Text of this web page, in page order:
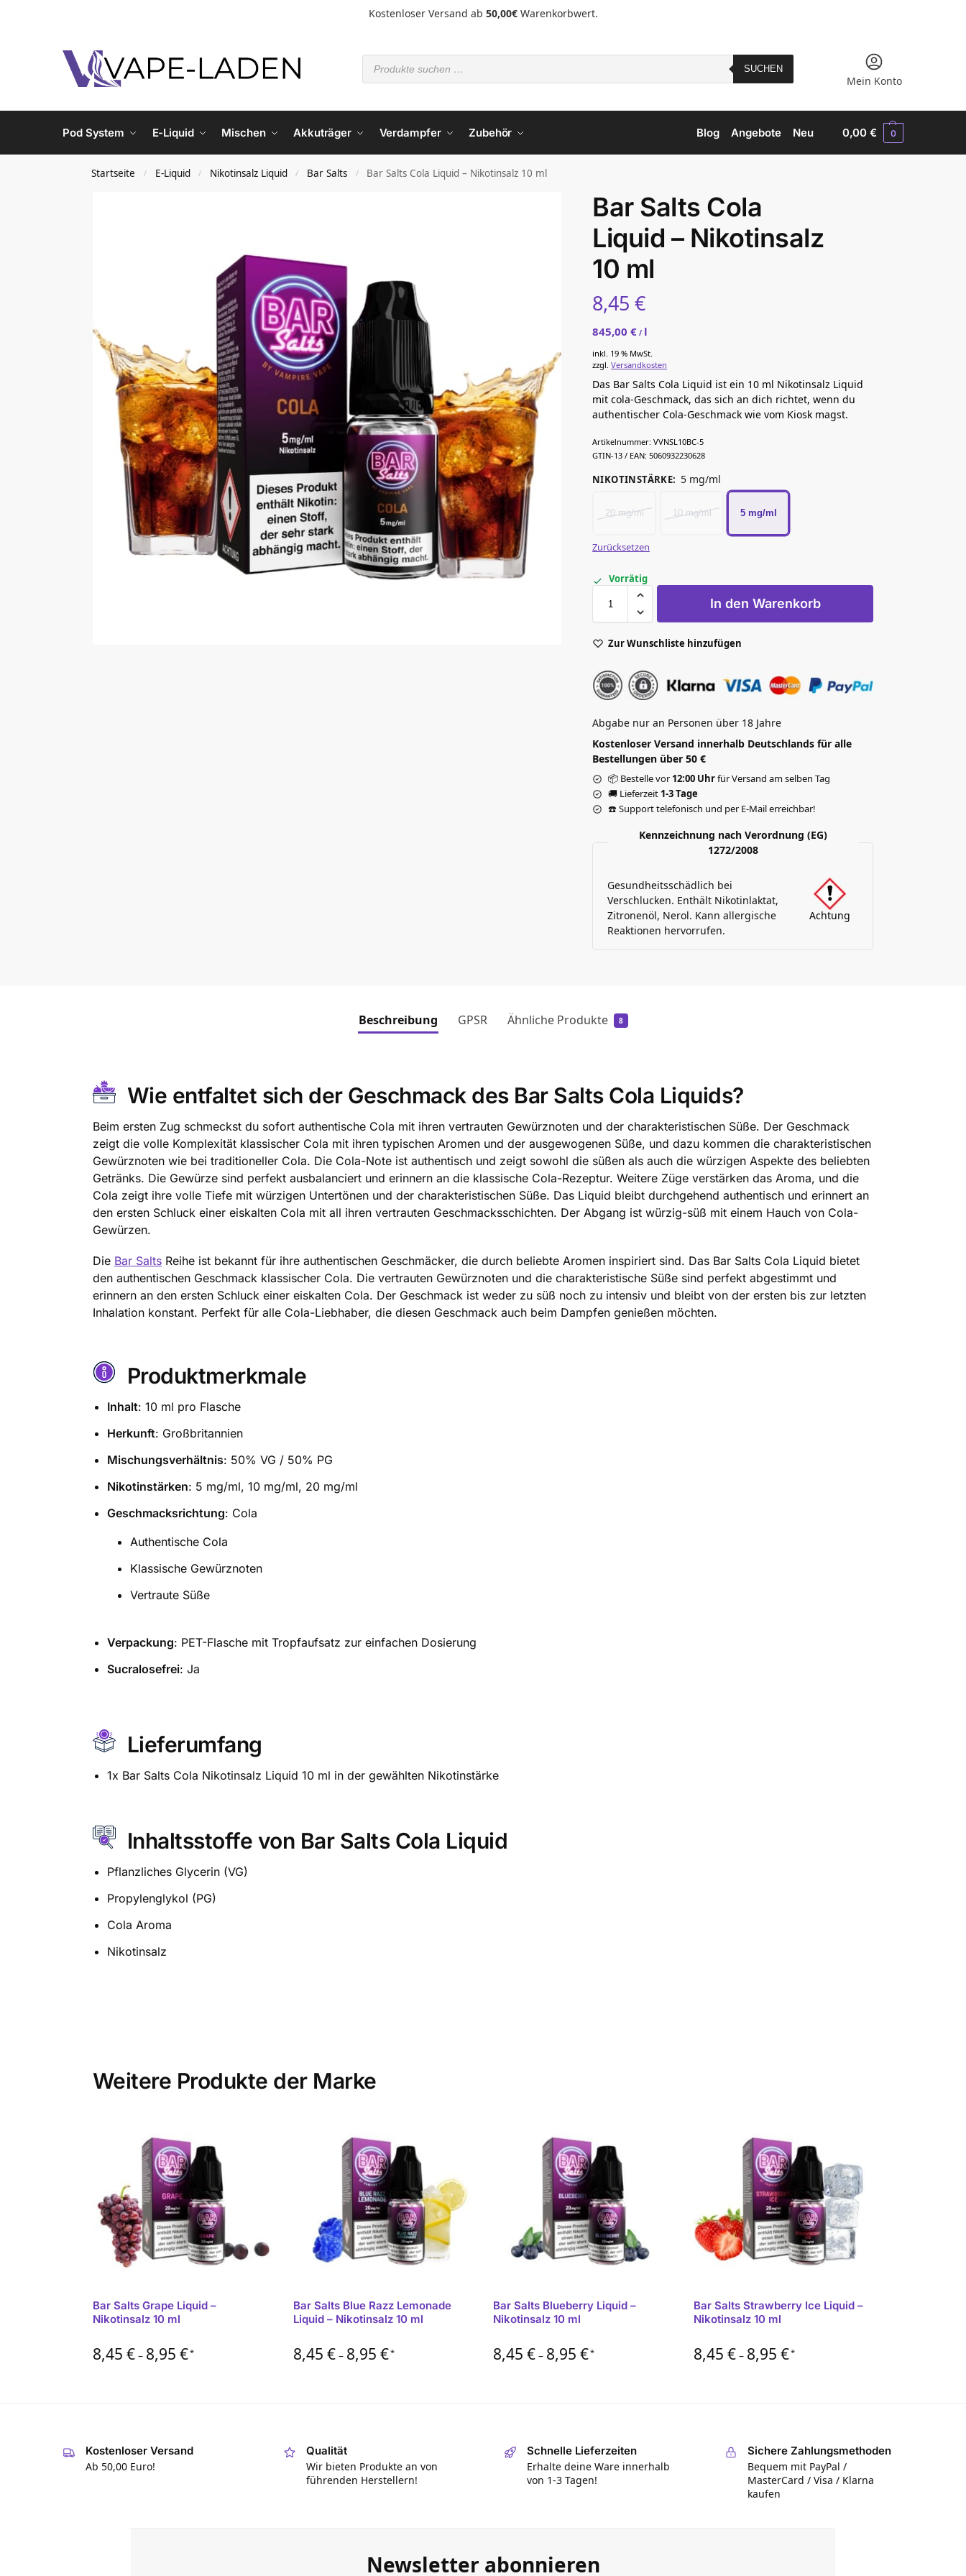
Kostenloser Versand ab 50,00€Warenkorbwert.
SUCHEN
Mein Konto
Pod System E-Liquid Mischen Akkuträger Verdampfer Zubehör Neu
Angebote
Blog 0,00€ 0
Startseite / E-Liquid / Nikotinsalz Liquid / Bar Salts / Bar Salts Cola Liquid – Nikotinsalz 10 ml
Bar Salts Cola
Liquid – Nikotinsalz
10 ml
8,45€
845,00€ / l
inkl. 19 % MwSt.
zzgl.Versandkosten
Das Bar Salts Cola Liquid ist ein 10 ml Nikotinsalz Liquid
mit cola-Geschmack, das sich an dich richtet, wenn du
authentischer Cola-Geschmack wie vom Kiosk magst.
Artikelnummer: VVNSL10BC-5
GTIN-13 / EAN: 5060932230628
NIKOTINSTÄRKE: 5 mg/ml
20 mg/ml 10 mg/ml 5 mg/ml
Zurücksetzen
Vorrätig
In den Warenkorb
Zur Wunschliste hinzufügen
Abgabe nur an Personen über 18 Jahre
Kostenloser Versand innerhalb Deutschlands für alle
Bestellungen über 50 €
📦 Bestelle vor12:00 Uhrfür Versand am selben Tag
🚚 Lieferzeit 1-3 Tage
☎️ Support telefonisch und per E-Mail erreichbar!
Kennzeichnung nach Verordnung (EG)
1272/2008
Gesundheitsschädlich bei
Verschlucken. Enthält Nikotinlaktat,
Zitronenöl, Nerol. Kann allergische
Reaktionen hervorrufen.
Achtung
Beschreibung GPSR Ähnliche Produkte 8
Wie entfaltet sich der Geschmack des Bar Salts Cola Liquids?
Beim ersten Zug schmeckst du sofort authentische Cola mit ihren vertrauten Gewürznoten und der charakteristischen Süße. Der Geschmack
zeigt die volle Komplexität klassischer Cola mit ihren typischen Aromen und der ausgewogenen Süße, und dazu kommen die charakteristischen
Gewürznoten wie bei traditioneller Cola. Die Cola-Note ist authentisch und zeigt sowohl die süßen als auch die würzigen Aspekte des beliebten
Getränks. Die Gewürze sind perfekt ausbalanciert und erinnern an die klassische Cola-Rezeptur. Weitere Züge verstärken das Aroma, und die
Cola zeigt ihre volle Tiefe mit würzigen Untertönen und der charakteristischen Süße. Das Liquid bleibt durchgehend authentisch und erinnert an
den ersten Schluck einer eiskalten Cola mit all ihren vertrauten Geschmacksschichten. Der Abgang ist würzig-süß mit einem Hauch von Cola-
Gewürzen.
Die Bar SaltsReihe ist bekannt für ihre authentischen Geschmäcker, die durch beliebte Aromen inspiriert sind. Das Bar Salts Cola Liquid bietet
den authentischen Geschmack klassischer Cola. Die vertrauten Gewürznoten und die charakteristische Süße sind perfekt abgestimmt und
erinnern an den ersten Schluck einer eiskalten Cola. Der Geschmack ist weder zu süß noch zu intensiv und bleibt von der ersten bis zur letzten
Inhalation konstant. Perfekt für alle Cola-Liebhaber, die diesen Geschmack auch beim Dampfen genießen möchten.
Produktmerkmale
Inhalt: 10 ml pro Flasche
Herkunft: Großbritannien
Mischungsverhältnis: 50% VG / 50% PG
Nikotinstärken: 5 mg/ml, 10 mg/ml, 20 mg/ml
Geschmacksrichtung: Cola
Authentische Cola
Klassische Gewürznoten
Vertraute Süße
Verpackung: PET-Flasche mit Tropfaufsatz zur einfachen Dosierung
Sucralosefrei: Ja
Lieferumfang
1x Bar Salts Cola Nikotinsalz Liquid 10 ml in der gewählten Nikotinstärke
Inhaltsstoffe von Bar Salts Cola Liquid
Pflanzliches Glycerin (VG)
Propylenglykol (PG)
Cola Aroma
Nikotinsalz
Weitere Produkte der Marke
Bar Salts Grape Liquid –
Nikotinsalz 10 ml
8,45 €– 8,95 €*
Bar Salts Blue Razz Lemonade
Liquid – Nikotinsalz 10 ml
8,45 €– 8,95 €*
Bar Salts Blueberry Liquid –
Nikotinsalz 10 ml
8,45€ – 8,95€*
Bar Salts Strawberry Ice Liquid –
Nikotinsalz 10 ml
8,45€ – 8,95€*
Kostenloser Versand
Ab 50,00 Euro!
Qualität
Wir bieten Produkte an von
führenden Herstellern!
Schnelle Lieferzeiten
Erhalte deine Ware innerhalb
von 1-3 Tagen!
Sichere Zahlungsmethoden
Bequem mit PayPal /
MasterCard / Visa / Klarna
kaufen
Newsletter abonnieren